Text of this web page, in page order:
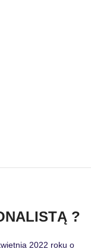
?
2022 roku o